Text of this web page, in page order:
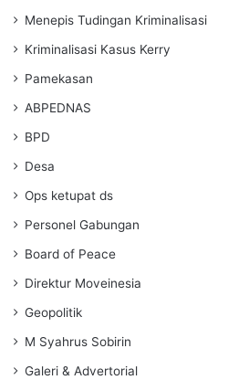
Menepis Tudingan Kriminalisasi
Kriminalisasi Kasus Kerry
Pamekasan
ABPEDNAS
BPD
Desa
Ops ketupat ds
Personel Gabungan
Board of Peace
Direktur Moveinesia
Geopolitik
M Syahrus Sobirin
Galeri & Advertorial